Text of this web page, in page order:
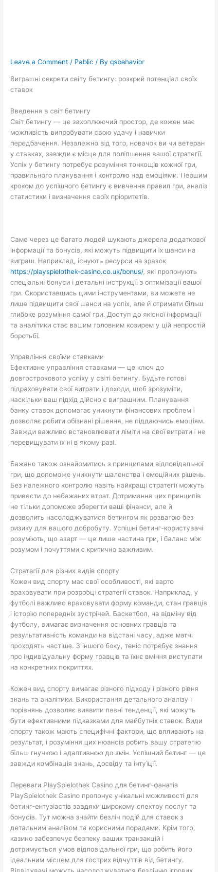
Leave a Comment / Pablic / Byqsbehavior
Виграшні секрети світу бетингу: розкрий потенціал своїх
ставок
Введення в світ бетингу
Світ бетингу — це захоплюючий простор, де кожен має
можливість випробувати свою удачу і навички
передбачення. Незалежно від того, новачок ви чи ветеран
у ставках, завжди є місце для поліпшення вашої стратегії.
Успіх у бетингу потребує розуміння тонкощів кожної гри,
правильного планування і контролю над емоціями. Першим
кроком до успішного бетингу є вивчення правил гри, аналіз
статистики і визначення своїх пріоритетів.
Саме через це багато людей шукають джерела додаткової
інформації та бонусів, які можуть підвищити їх шанси на
виграш. Наприклад, існують ресурси на зразок
https://playspielothek-casino.co.uk/bonus/, які пропонують
спеціальні бонуси і детальні інструкції з оптимізації вашої
гри. Скориставшись цими інструментами, ви можете не
лише підвищити свої шанси на успіх, але й отримати більш
глибоке розуміння самої гри. Доступ до якісної інформації
та аналітики стає вашим головним козирем у цій непростій
боротьбі.
Управління своїми ставками
Ефективне управління ставками — це ключ до
довгострокового успіху у світі бетингу. Будьте готові
підраховувати свої витрати і доходи, щоб зрозуміти,
наскільки ваш підхід дійсно є виграшним. Планування
банку ставок допомагає уникнути фінансових проблем і
дозволяє робити обізнані рішення, не піддаючись емоціям.
Завжди важливо встановлювати ліміти на свої витрати і не
перевищувати їх ні в якому разі.
Бажано також ознайомитись з принципами відповідальної
гри, що допоможе уникнути шаленства і емоційних рішень.
Без належного контролю навіть найкращі стратегії можуть
привести до небажаних втрат. Дотримання цих принципів
не тільки допоможе зберегти ваші фінанси, але й
дозволить насолоджуватися бетингом як розвагою без
ризику для вашого добробуту. Успішні бетинг-користувачі
розуміють, що азарт — це лише частина гри, і баланс між
розумом і почуттями є критично важливим.
Стратегії для різних видів спорту
Кожен вид спорту має свої особливості, які варто
враховувати при розробці стратегії ставок. Наприклад, у
футболі важливо враховувати форму команди, стан гравців
і історію попередніх зустрічей. Баскетбол, на відміну від
футболу, вимагає визначення основних гравців та
результативність команди на відстані часу, адже матчі
проходять частіше. З іншого боку, теніс потребує знання
про індивідуальну форму гравців та їхнє вміння виступати
на конкретних покриттях.
Кожен вид спорту вимагає різного підходу і різного рівня
знань та аналітики. Використання детального аналізу і
порівнянь дозволяє виявити певні тенденції, які можуть
бути ефективними підказками для майбутніх ставок. Види
спорту також мають специфічні фактори, що впливають на
результат, і розуміння цих нюансів робить вашу стратегію
більш гнучкою і адаптивною до змін. Успішний бетинг — це
завжди комбінація знань, досвіду та інтуїції.
Переваги PlaySpielothek Casino для бетинг-фанатів
PlaySpielothek Casino пропонує унікальні можливості для
бетинг-ентузіастів завдяки широкому спектру послуг та
бонусів. Тут можна знайти безліч подій для ставок з
детальним аналізом та корисними порадами. Крім того,
казино забезпечує безпеку ваших транзакцій і
дотримується умов відповідальної гри, що робить його
ідеальним місцем для гострих відчуттів від бетингу.